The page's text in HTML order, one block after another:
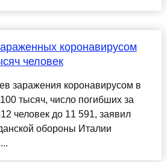
коронавирусом
человек
заражения коронавирусом в
тысяч, число погибших за
человек до 11 591, заявил
обороны Италии